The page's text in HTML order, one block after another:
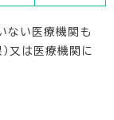
ない医療機関も
又は医療機関に